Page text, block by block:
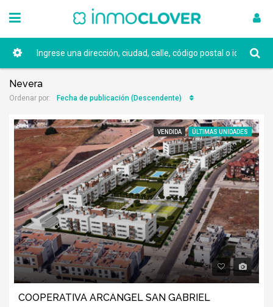
Nevera
Ordenar por: Fecha de publicación (Descendente)
VENDIDA ÚLTIMAS UNIDADES
COOPERATIVA ARCÁNGEL SAN GABRIEL